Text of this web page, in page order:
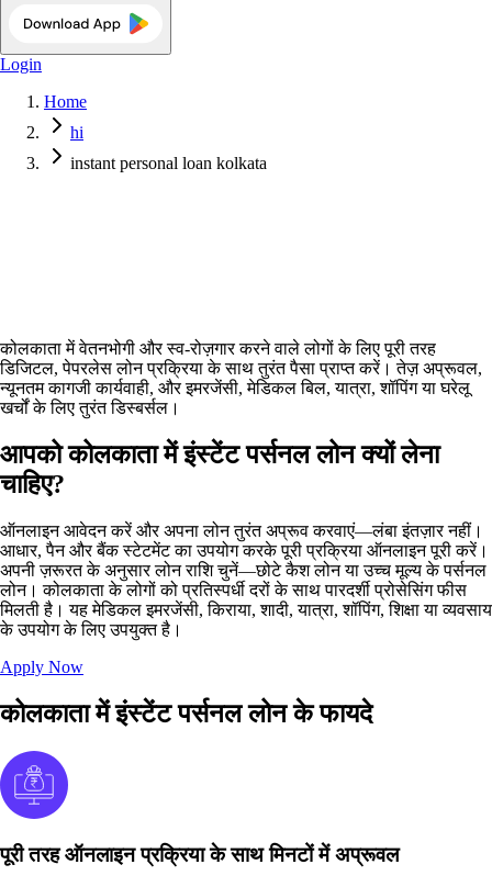
Login
Home
hi
instant personal loan kolkata
Apply Now
कोलकाता में वेतनभोगी और स्व-रोज़गार करने वाले लोगों के लिए पूरी तरह
डिजिटल, पेपरलेस लोन प्रक्रिया के साथ तुरंत पैसा प्राप्त करें। तेज़ अप्रूवल,
न्यूनतम कागजी कार्यवाही, और इमरजेंसी, मेडिकल बिल, यात्रा, शॉपिंग या घरेलू
खर्चों के लिए तुरंत डिस्बर्सल।
आपको कोलकाता में इंस्टेंट पर्सनल लोन क्यों लेना
चाहिए?
ऑनलाइन आवेदन करें और अपना लोन तुरंत अप्रूव करवाएं—लंबा इंतज़ार नहीं।
आधार, पैन और बैंक स्टेटमेंट का उपयोग करके पूरी प्रक्रिया ऑनलाइन पूरी करें।
अपनी ज़रूरत के अनुसार लोन राशि चुनें—छोटे कैश लोन या उच्च मूल्य के पर्सनल
लोन। कोलकाता के लोगों को प्रतिस्पर्धी दरों के साथ पारदर्शी प्रोसेसिंग फीस
मिलती है। यह मेडिकल इमरजेंसी, किराया, शादी, यात्रा, शॉपिंग, शिक्षा या व्यवसाय
के उपयोग के लिए उपयुक्त है।
Apply Now
कोलकाता में इंस्टेंट पर्सनल लोन के फायदे
पूरी तरह ऑनलाइन प्रक्रिया के साथ मिनटों में अप्रूवल